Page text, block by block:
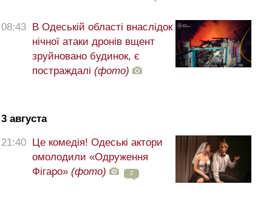
08:43
В Одеській області внаслідок
нічної атаки дронів вщент
зруйновано будинок, є
постраждалі (фото)
3 августа
21:40
Це комедія! Одеські актори
омолодили «Одруження
Фігаро» (фото) 2